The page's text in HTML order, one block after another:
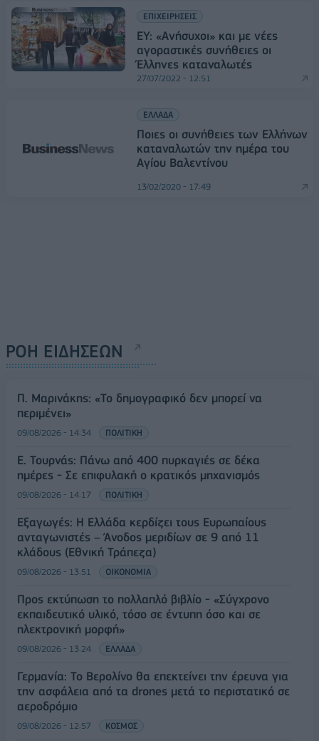
ΕΠΙΧΕΙΡΗΣΕΙΣ
EY: «Ανήσυχοι» και με νέες
αγοραστικές συνήθειες οι
Έλληνες καταναλωτές
27/07/2022 - 12:51
ΕΛΛΑΔΑ
Ποιες οι συνήθειες των Ελλήνων
καταναλωτών την ημέρα του
Αγίου Βαλεντίνου
13/02/2020 - 17:49
ΡΟΗ ΕΙΔΗΣΕΩΝ
Π. Μαρινάκης: «Το δημογραφικό δεν μπορεί να
περιμένει»
09/08/2026 - 14:34 ΠΟΛΙΤΙΚΗ
Ε. Τουρνάς: Πάνω από 400 πυρκαγιές σε δέκα
ημέρες - Σε επιφυλακή ο κρατικός μηχανισμός
09/08/2026 - 14:17 ΠΟΛΙΤΙΚΗ
Εξαγωγές: Η Ελλάδα κερδίζει τους Ευρωπαίους
ανταγωνιστές – Άνοδος μεριδίων σε 9 από 11
κλάδους (Εθνική Τράπεζα)
09/08/2026 - 13:51 ΟΙΚΟΝΟΜΙΑ
Προς εκτύπωση το πολλαπλό βιβλίο - «Σύγχρονο
εκπαιδευτικό υλικό, τόσο σε έντυπη όσο και σε
ηλεκτρονική μορφή»
09/08/2026 - 13:24 ΕΛΛΑΔΑ
Γερμανία: Το Βερολίνο θα επεκτείνει την έρευνα για
την ασφάλεια από τα drones μετά το περιστατικό σε
αεροδρόμιο
09/08/2026 - 12:57 ΚΟΣΜΟΣ